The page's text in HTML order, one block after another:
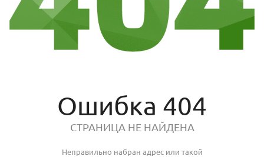
Ошибка 404
СТРАНИЦА НЕ НАЙДЕНА
Неправильно набран адрес или такой